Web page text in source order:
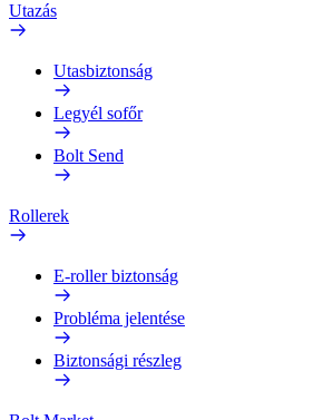
Utazás
Utasbiztonság
Legyél sofőr
Bolt Send
Rollerek
E-roller biztonság
Probléma jelentése
Biztonsági részleg